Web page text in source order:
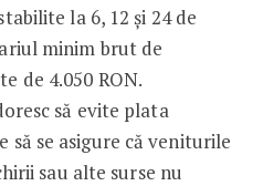
la 6, 12 și 24 de
minim brut de
de 4.050 RON.
să evite plata
să se asigure că veniturile
sau alte surse nu